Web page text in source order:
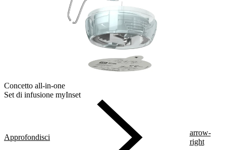
Concetto all-in-one
Set di infusione myInset
Approfondisci
arrow-
right